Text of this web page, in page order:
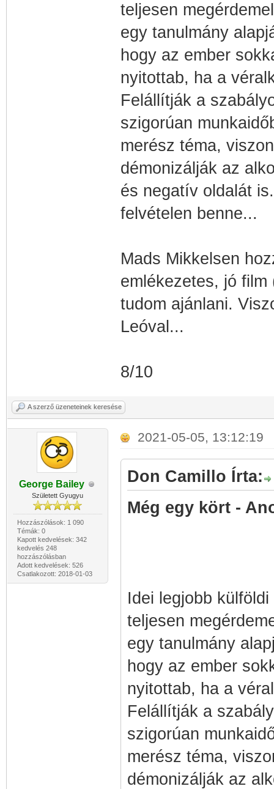
teljesen
egy tanulmány
hogy az ember
nyitottab, ha a
Felállítják a
szigorúan
merész téma,
démonizálják az
és negatív oldalát
felvételen benne...
Mads Mikkelsen
emlékezetes, jó
tudom ajánlani.
Leóval...
8/10
A szerző üzeneteinek keresése
George Bailey
Született Gyugyu
Hozzászólások: 1 090
Témák: 0
Kapott kedvelések: 342
kedvelés 248
hozzászólásban
Adott kedvelések: 526
Csatlakozott: 2018-01-03
2021-05-05, 13:12:19
Don Camillo Írta:
Még egy kört -
Idei legjobb
teljesen
egy tanulmány
hogy az ember
nyitottab, ha a
Felállítják a
szigorúan
merész téma,
démonizálják az